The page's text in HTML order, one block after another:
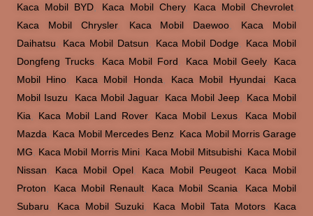
Kaca Mobil BYD
Kaca Mobil Chery, Kaca Mobil Chevrolet
Kaca Mobil Chrysler, Kaca Mobil Daewoo
Kaca Mobil
Daihatsu
Kaca Mobil Datsun Kaca Mobil Dodge
Kaca Mobil
Dongfeng Trucks, Kaca Mobil Ford Kaca Mobil Geely, Kaca
Mobil Hino
Kaca Mobil Honda Kaca Mobil Hyundai, Kaca
Mobil Isuzu
Kaca Mobil Jaguar, Kaca Mobil Jeep
Kaca Mobil
Kia
Kaca Mobil Land Rover, Kaca Mobil Lexus
Kaca Mobil
Mazda
Kaca Mobil Mercedes Benz Kaca Mobil Morris Garage
MG
Kaca Mobil Morris Mini, Kaca Mobil Mitsubishi, Kaca Mobil
Nissan
Kaca Mobil Opel Kaca Mobil Peugeot
Kaca Mobil
Proton
Kaca Mobil Renault Kaca Mobil Scania
Kaca Mobil
Subaru
Kaca Mobil Suzuki Kaca Mobil Tata Motors, Kaca